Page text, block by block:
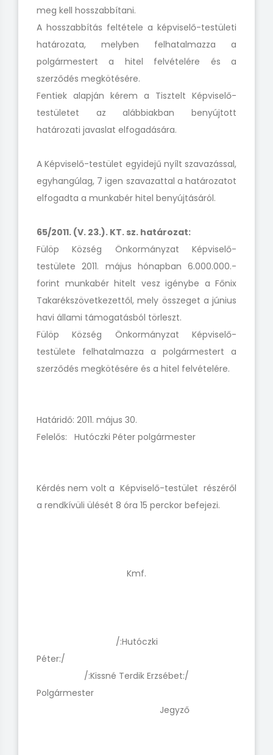
meg kell hosszabbítani.
A hosszabbítás feltétele a képviselő-testületi
határozata, melyben felhatalmazza a
polgármestert a hitel felvételére és a
szerződés megkötésére.
Fentiek alapján kérem a Tisztelt Képviselő-
testületet az alábbiakban benyújtott
határozati javaslat elfogadására.
A Képviselő-testület egyidejű nyílt szavazással,
egyhangúlag, 7 igen szavazattal a határozatot
elfogadta a munkabér hitel benyújtásáról.
65/2011. (V. 23.). KT. sz. határozat:
Fülöp Község Önkormányzat Képviselő-
testülete 2011. május hónapban 6.000.000.-
forint munkabér hitelt vesz igénybe a Főnix
Takarékszövetkezettől, mely összeget a június
havi állami támogatásból törleszt.
Fülöp Község Önkormányzat Képviselő-
testülete felhatalmazza a polgármestert a
szerződés megkötésére és a hitel felvételére.
Határidő: 2011. május 30.
Felelős: Hutóczki Péter polgármester
Kérdés nem volt a Képviselő-testület részéről
a rendkívüli ülését 8 óra 15 perckor befejezi.
Kmf.
/:Hutóczki
Péter:/
/:Kissné Terdik Erzsébet:/
Polgármester
Jegyző